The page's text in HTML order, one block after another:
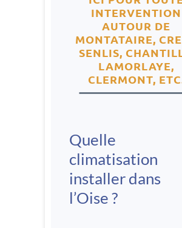
INTERVENTION
AUTOUR DE
MONTATAIRE,
SENLIS,
LAMORLAYE,
CLERMONT,
Quelle
climatisation
installer dans
l’Oise ?